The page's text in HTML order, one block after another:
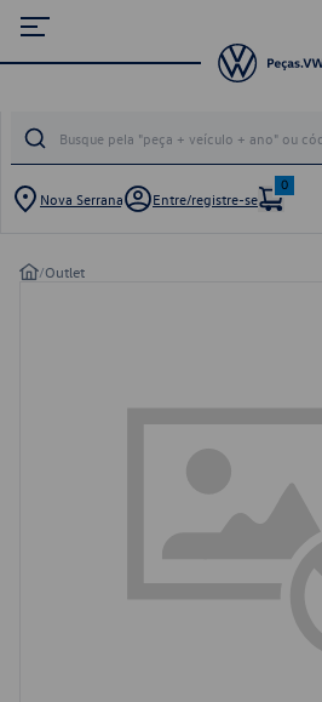
Nova Serrana Entre/registre-se
0
/Outlet